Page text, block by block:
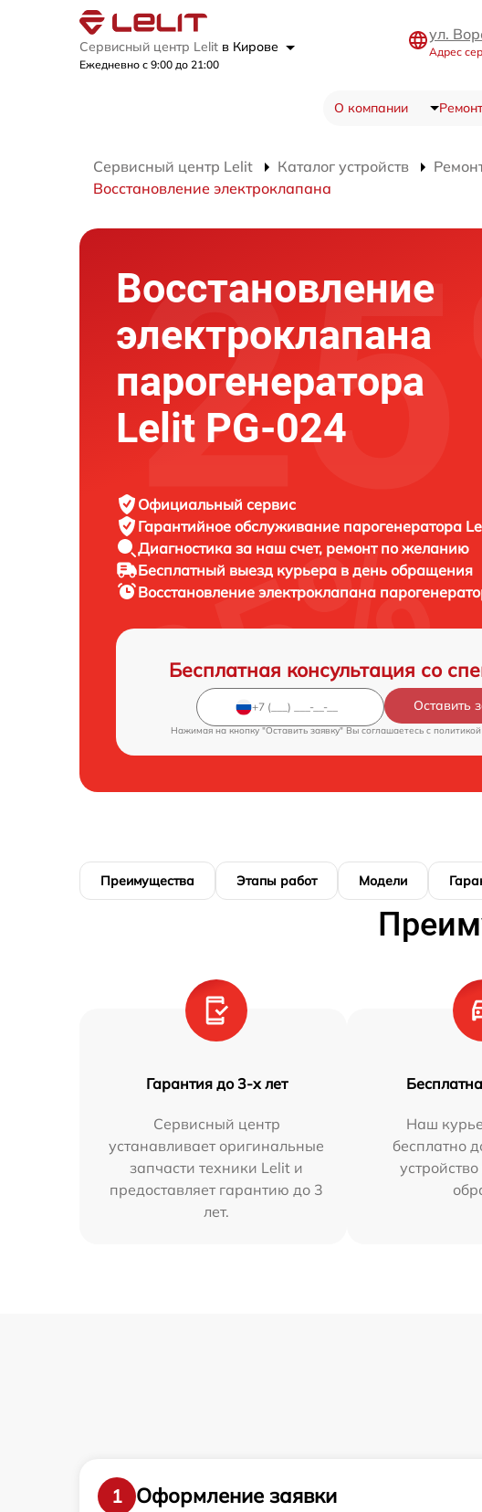
Сервисный центр Lelit в Кирове
Ежедневно с 9:00 до 21:00
ул.
Адрес
О компании
Сервисный центр Lelit Каталог устройств
Восстановление электроклапана
Восстановление
электроклапана
парогенератора
Lelit PG-024
Официальный сервис
Гарантийное обслуживание парогенератора
Диагностика за наш счет, ремонт по желанию
Бесплатный выезд курьера в день обращения
Восстановление электроклапана
Бесплатная консультация со
Оставить
Нажимая на кнопку "Оставить заявку" Вы соглашаетесь c
Преимущества Этапы работ Модели
Гарантия до 3-х лет
Сервисный центр
устанавливает оригинальные
запчасти техники Lelit и
предоставляет гарантию до 3
лет.
Наш
бесплатно
1
Оформление заявки